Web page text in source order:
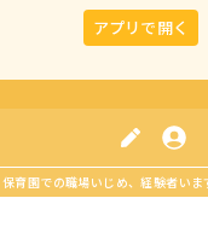
アプリで開く
保育園での職場いじめ、経験者いま